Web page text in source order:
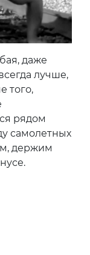
даже
лучше,
того,
рядом
самолетных
держим